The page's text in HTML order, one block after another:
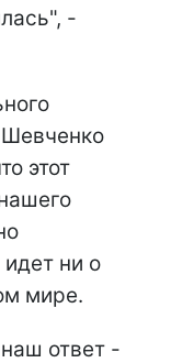
-
Шевченко
этот
ни о
мире.
ответ -